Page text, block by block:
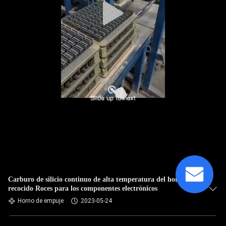
Carburo de silicio continuo de alta temperatura del horno de
recocido Roces para los componentes electrónicos
Horno de empuje 2023-05-24